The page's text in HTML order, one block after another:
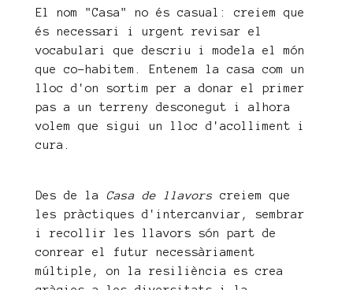
El nom "Casa" no és casual: creiem que
és necessari i urgent revisar el
vocabulari que descriu i modela el món
que co-habitem. Entenem la casa com un
lloc d'on sortim per a donar el primer
pas a un terreny desconegut i alhora
volem que sigui un lloc d'acolliment i
cura.
Des de la Casa de llavors creiem que
les pràctiques d'intercanviar, sembrar
i recollir les llavors són part de
conrear el futur necessàriament
múltiple, on la resiliència es crea